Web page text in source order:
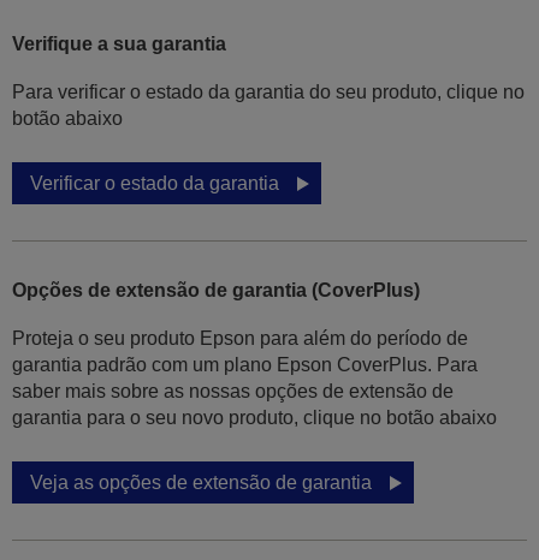
Verifique a sua garantia
Para verificar o estado da garantia do seu produto, clique no
botão abaixo
Verificar o estado da garantia
Opções de extensão de garantia (CoverPlus)
Proteja o seu produto Epson para além do período de
garantia padrão com um plano Epson CoverPlus. Para
saber mais sobre as nossas opções de extensão de
garantia para o seu novo produto, clique no botão abaixo
Veja as opções de extensão de garantia